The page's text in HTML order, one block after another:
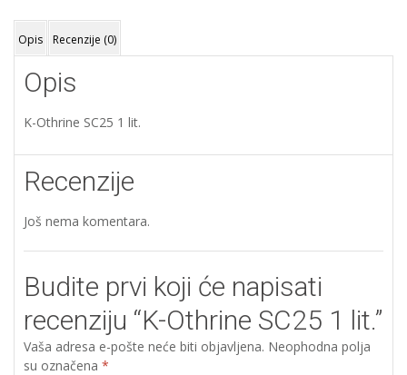
Opis Recenzije (0)
Opis
K-Othrine SC25 1 lit.
Recenzije
Još nema komentara.
Budite prvi koji će napisati
recenziju “K-Othrine SC25 1 lit.”
Vaša adresa e-pošte neće biti objavljena. Neophodna polja
su označena *